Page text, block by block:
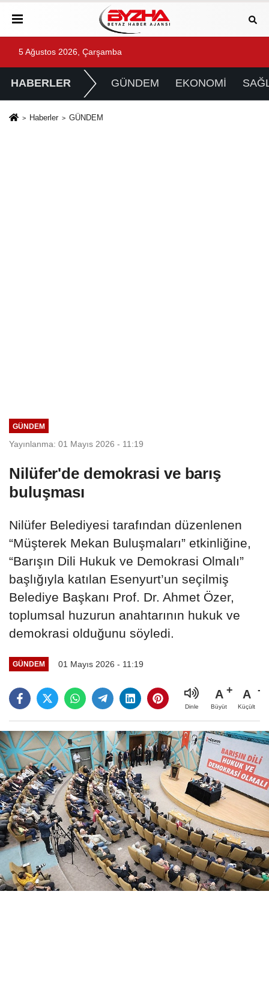
5 Ağustos 2026, Çarşamba
HABERLER GÜNDEM EKONOMİ
Haberler GÜNDEM
GÜNDEM
Yayınlanma: 01 Mayıs 2026 - 11:19
Nilüfer'de demokrasi ve barış
buluşması
Nilüfer Belediyesi tarafından düzenlenen
“Müşterek Mekan Buluşmaları” etkinliğine,
“Barışın Dili Hukuk ve Demokrasi Olmalı”
başlığıyla katılan Esenyurt’un seçilmiş
Belediye Başkanı Prof. Dr. Ahmet Özer,
toplumsal huzurun anahtarının hukuk ve
demokrasi olduğunu söyledi.
GÜNDEM 01 Mayıs 2026 - 11:19
Dinle
A
Büyüt
A
Küçült